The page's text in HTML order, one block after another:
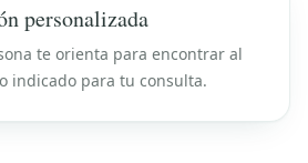
personalizada
te orienta para encontrar al
indicado para tu consulta.